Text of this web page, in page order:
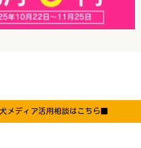
メディア活用相談はこちら■